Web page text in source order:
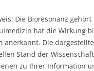
Die Bioresonanz
hat die Wirkung
anerkannt. Die
Stand der
zu Ihrer Information